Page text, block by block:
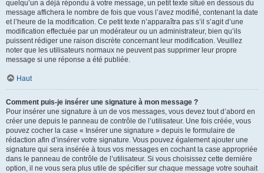
quelqu’un a déjà répondu à votre message, un petit texte situé en dessous du
message affichera le nombre de fois que vous l’avez modifié, contenant la date
et l’heure de la modification. Ce petit texte n’apparaîtra pas s’il s’agit d’une
modification effectuée par un modérateur ou un administrateur, bien qu’ils
puissent rédiger une raison discrète concernant leur modification. Veuillez
noter que les utilisateurs normaux ne peuvent pas supprimer leur propre
message si une réponse a été publiée.
Haut
Comment puis-je insérer une signature à mon message ?
Pour insérer une signature à un de vos messages, vous devez tout d’abord en
créer une depuis le panneau de contrôle de l’utilisateur. Une fois créée, vous
pouvez cocher la case « Insérer une signature » depuis le formulaire de
rédaction afin d’insérer votre signature. Vous pouvez également ajouter une
signature qui sera insérée à tous vos messages en cochant la case appropriée
dans le panneau de contrôle de l’utilisateur. Si vous choisissez cette dernière
option, il ne vous sera plus utile de spécifier sur chaque message votre souhait